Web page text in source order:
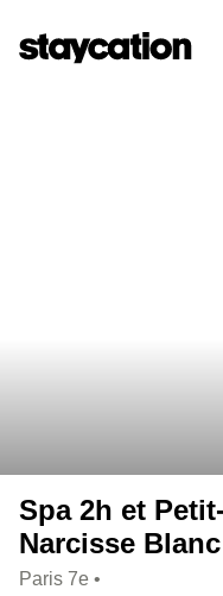
Spa 2h et
Narcisse
Paris 7e •